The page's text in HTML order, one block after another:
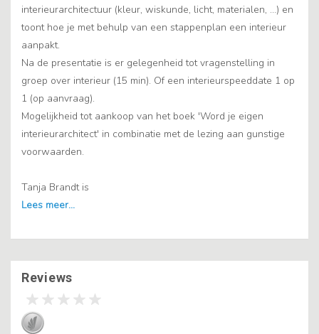
interieurarchitectuur (kleur, wiskunde, licht, materialen, …) en
toont hoe je met behulp van een stappenplan een interieur
aanpakt.
Na de presentatie is er gelegenheid tot vragenstelling in
groep over interieur (15 min). Of een interieurspeeddate 1 op
1 (op aanvraag).
Mogelijkheid tot aankoop van het boek 'Word je eigen
interieurarchitect' in combinatie met de lezing aan gunstige
voorwaarden.
Tanja Brandt is
Reviews